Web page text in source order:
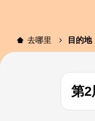
去哪里 目的地
第2